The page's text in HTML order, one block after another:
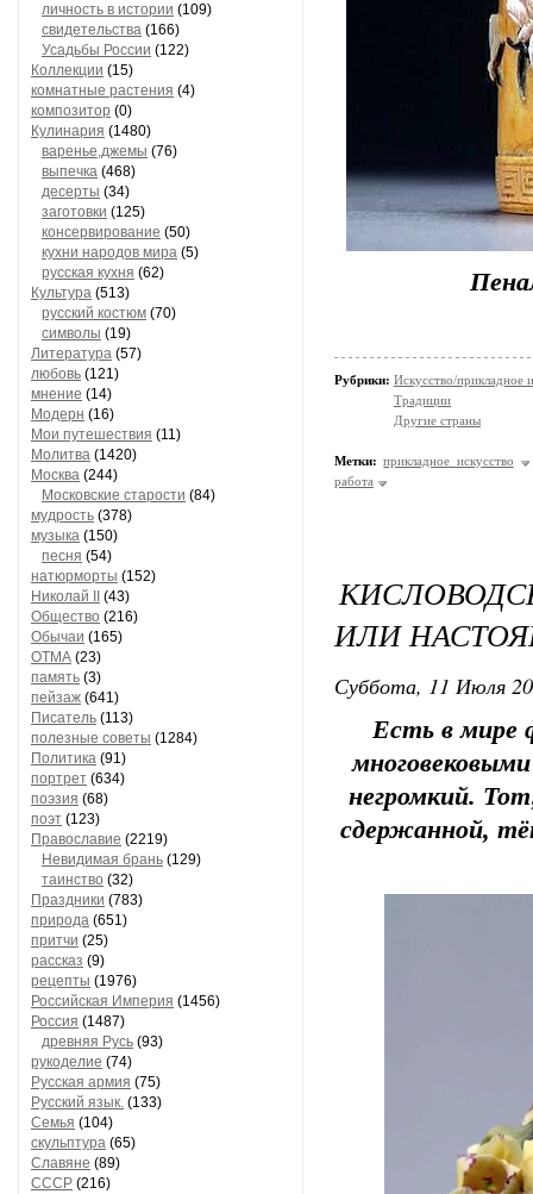
личность в истории (109)
свидетельства (166)
Усадьбы России (122)
Коллекции (15)
комнатные растения (4)
композитор (0)
Кулинария (1480)
варенье,джемы (76)
выпечка (468)
десерты (34)
заготовки (125)
консервирование (50)
кухни народов мира (5)
русская кухня (62)
Культура (513)
русский костюм (70)
символы (19)
Литература (57)
любовь (121)
мнение (14)
Модерн (16)
Мои путешествия (11)
Молитва (1420)
Москва (244)
Московские старости (84)
мудрость (378)
музыка (150)
песня (54)
натюрморты (152)
Николай II
(43)
Общество (216)
Обычаи (165)
ОТМА (23)
память (3)
пейзаж (641)
Писатель (113)
полезные советы (1284)
Политика (91)
портрет (634)
поэзия (68)
поэт (123)
Православие (2219)
Невидимая брань (129)
таинство (32)
Праздники (783)
природа (651)
притчи (25)
рассказ (9)
рецепты (1976)
Российская Империя (1456)
Россия (1487)
древняя Русь (93)
рукоделие (74)
Русская армия (75)
Русский язык. (133)
Семья (104)
скульптура (65)
Славяне (89)
СССР (216)
Рубрики: Искусство/прикладное
Традиции
Другие страны
Метки: прикладное искусство
работа
ИЛИ
Суббота, 11 Июля
Есть в мире
негромкий.
сдержанной,